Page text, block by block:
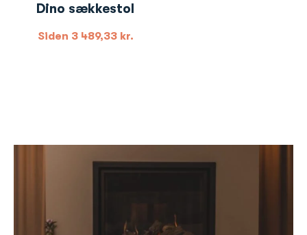
Dino sækkestol
Siden 3 489,33 kr.